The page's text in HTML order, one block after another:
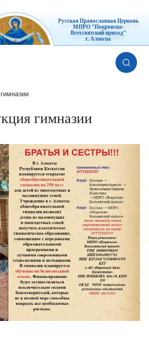
Русская Православная Церковь
МПРО "Покровско-
Всехсвятский приход"
г. Алматы
гимназии